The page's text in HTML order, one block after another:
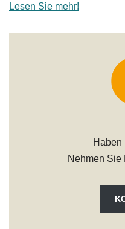
Lesen Sie mehr!
Haben
Nehmen Sie